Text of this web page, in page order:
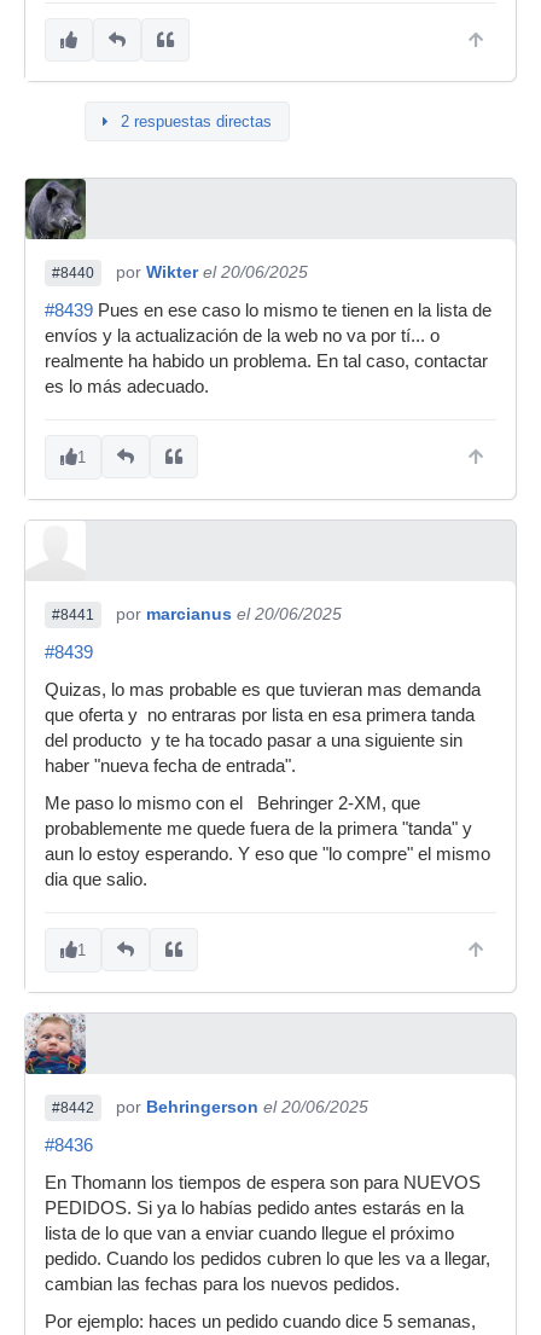
2 respuestas directas
#8440 por Wikter el 20/06/2025
#8439 Pues en ese caso lo mismo te tienen en la lista de
envíos y la actualización de la web no va por tí... o
realmente ha habido un problema. En tal caso, contactar
es lo más adecuado.
1
#8441 por marcianus el 20/06/2025
#8439
Quizas, lo mas probable es que tuvieran mas demanda
que oferta y no entraras por lista en esa primera tanda
del producto y te ha tocado pasar a una siguiente sin
haber "nueva fecha de entrada".
Me paso lo mismo con el Behringer 2-XM, que
probablemente me quede fuera de la primera "tanda" y
aun lo estoy esperando. Y eso que "lo compre" el mismo
dia que salio.
1
#8442 por Behringerson el 20/06/2025
#8436
En Thomann los tiempos de espera son para NUEVOS
PEDIDOS. Si ya lo habías pedido antes estarás en la
lista de lo que van a enviar cuando llegue el próximo
pedido. Cuando los pedidos cubren lo que les va a llegar,
cambian las fechas para los nuevos pedidos.
Por ejemplo: haces un pedido cuando dice 5 semanas,